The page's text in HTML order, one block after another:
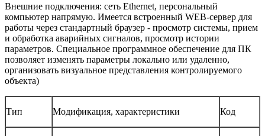
Внешние подключения: сеть Ethernet, персональный
компьютер напрямую. Имеется встроенный WEB-сервер для
работы через стандартный браузер - просмотр системы, прием
и обработка аварийных сигналов, просмотр истории
параметров. Специальное программное обеспечение для ПК
позволяет изменять параметры локально или удаленно,
организовать визуальное представления контролируемого
объекта)
Тип Модификация, характеристики Код